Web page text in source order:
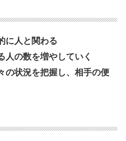
に人と関わる
人の数を増やしていく
の状況を把握し、相手の便